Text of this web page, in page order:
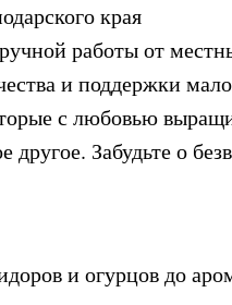
края
работы от
и поддержки
с любовью
Забудьте о
и огурцов до